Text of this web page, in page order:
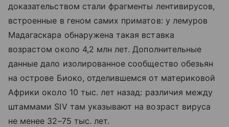
доказательством стали фрагменты лентивирусов,
встроенные в геном самих приматов: у лемуров
Мадагаскара обнаружена такая вставка
возрастом около 4,2 млн лет. Дополнительные
данные дало изолированное сообщество обезьян
на острове Биоко, отделившемся от материковой
Африки около 10 тыс. лет назад: различия между
штаммами SIV там указывают на возраст вируса
не менее 32–75 тыс. лет.